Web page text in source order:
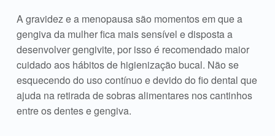
A gravidez e a menopausa são momentos em que a
gengiva da mulher fica mais sensível e disposta a
desenvolver gengivite, por isso é recomendado maior
cuidado aos hábitos de higienização bucal. Não se
esquecendo do uso contínuo e devido do fio dental que
ajuda na retirada de sobras alimentares nos cantinhos
entre os dentes e gengiva.